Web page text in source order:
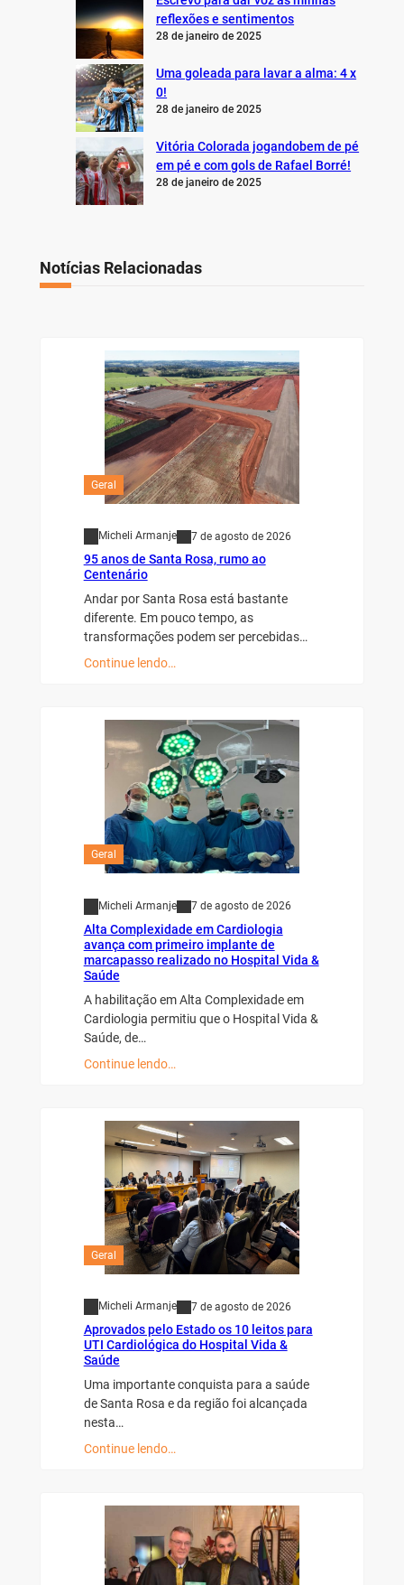
reflexões e sentimentos
28 de janeiro de 2025
Uma goleada para lavar a alma: 4 x
0!
28 de janeiro de 2025
Vitória Colorada jogandobem de pé
em pé e com gols de Rafael Borré!
28 de janeiro de 2025
Notícias Relacionadas
Geral
Micheli Armanje 7 de agosto de 2026
95 anos de Santa Rosa, rumo ao
Centenário
Andar por Santa Rosa está bastante
diferente. Em pouco tempo, as
transformações podem ser percebidas…
Continue lendo…
Geral
Micheli Armanje 7 de agosto de 2026
Alta Complexidade em Cardiologia
avança com primeiro implante de
marcapasso realizado no Hospital Vida &
Saúde
A habilitação em Alta Complexidade em
Cardiologia permitiu que o Hospital Vida &
Saúde, de…
Continue lendo…
Geral
Micheli Armanje 7 de agosto de 2026
Aprovados pelo Estado os 10 leitos para
UTI Cardiológica do Hospital Vida &
Saúde
Uma importante conquista para a saúde
de Santa Rosa e da região foi alcançada
nesta…
Continue lendo…